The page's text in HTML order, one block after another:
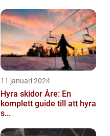
11 januari 2024
Hyra skidor Åre: En
komplett guide till att hyra
s...